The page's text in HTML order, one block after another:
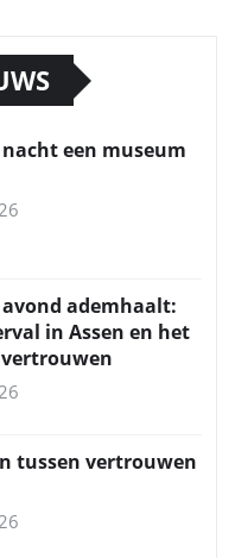
een museum
ademhaalt:
in Assen en het
tussen vertrouwen